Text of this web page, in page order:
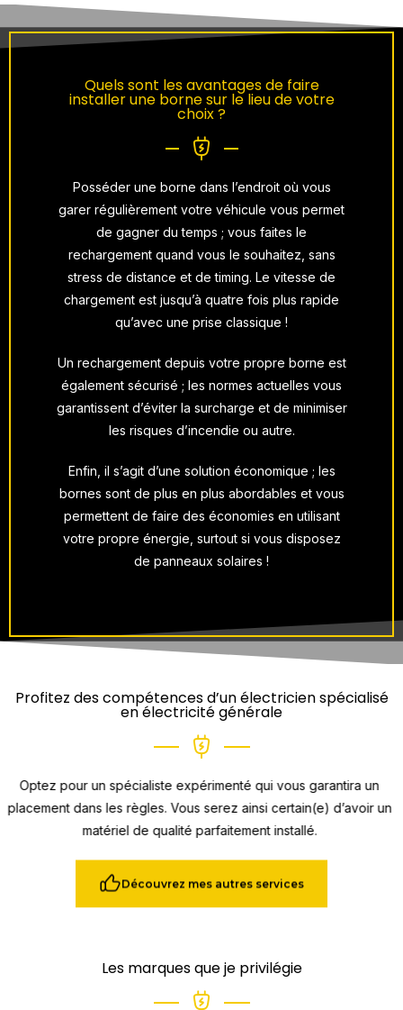
Quels sont les avantages de faire
installer une borne sur le lieu de votre
choix ?
Posséder une borne dans l’endroit où vous
garer régulièrement votre véhicule vous permet
de gagner du temps ; vous faites le
rechargement quand vous le souhaitez , sans
stress de distance et de timing. Le vitesse de
chargement est jusqu’à quatre fois plus rapide
qu’avec une prise classique !
Un rechargement depuis votre propre borne est
également sécurisé ; les normes actuelles vous
garantissent d’éviter la surcharge et de minimiser
les risques d’incendie ou autre.
Enfin, il s’agit d’une solution économique ; les
bornes sont de plus en plus abordables et vous
permettent de faire des économies en utilisant
votre propre énergie, surtout si vous disposez
de panneaux solaires !
Profitez des compétences d’un électricien spécialisé
en électricité générale
Optez pour un spécialiste expérimenté qui vous garantira un
placement dans les règles. Vous serez ainsi certain(e) d’avoir un
matériel de qualité parfaitement installé.
Découvrez mes autres services
Les marques que je privilégie